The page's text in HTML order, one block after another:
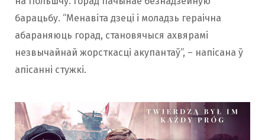
барацьбу. “Менавіта дзеці і моладзь гераічна
абараняюць горад, становячыся ахвярамі
незвычайнай жорсткасці акупантаў”, – напісана ў
апісанні стужкі.